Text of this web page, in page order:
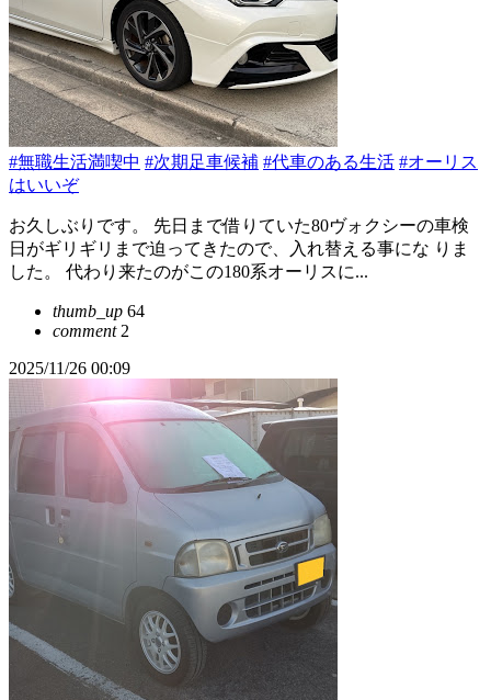
#無職生活満喫中 #次期足車候補 #代車のある生活 #オーリス
はいいぞ
お久しぶりです。 先日まで借りていた80ヴォクシーの車検
日がギリギリまで迫ってきたので、入れ替える事にな りま
した。 代わり来たのがこの180系オーリスに...
thumb_up 64
comment2
2025/11/26 00:09